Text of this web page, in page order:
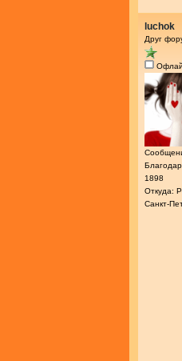
luchok
Друг
1898
Откуда:
Санкт-